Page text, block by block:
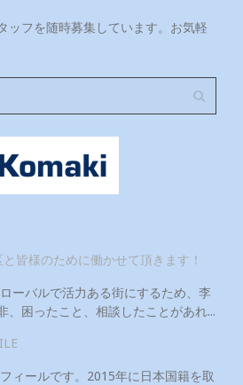
ッフを随時募集しています。お気軽
皆様のために働かせて頂きます！
ーバルで活力ある街にするため、李
困ったこと、相談したことがあれ...
ィールです。2015年に日本国籍を取